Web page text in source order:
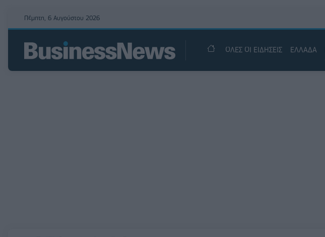
Πέμπτη, 6 Αυγούστου 2026
ΟΛΕΣ ΟΙ ΕΙΔΗΣΕΙΣ ΕΛΛΑΔΑ